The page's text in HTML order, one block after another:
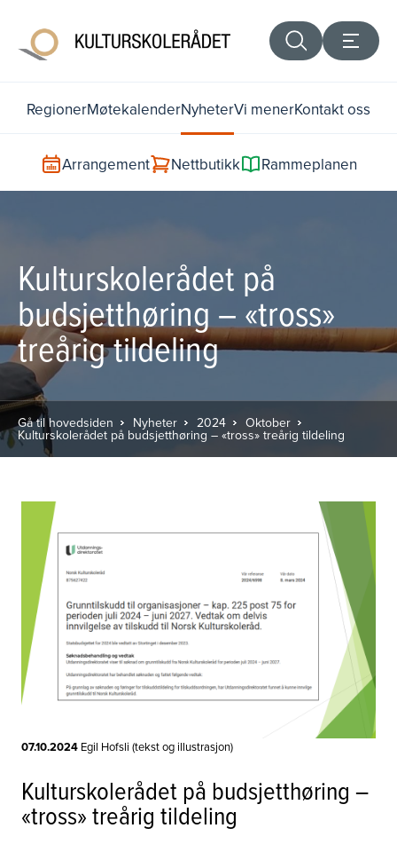
RegionerMøtekalenderNyheterVi menerKontakt oss
Arrangement Nettbutikk Rammeplanen
Kulturskolerådet på
budsjetthøring – «tross»
treårig tildeling
Gå til hovedsiden Nyheter 2024 Oktober
Kulturskolerådet på budsjetthøring – «tross» treårig tildeling
07.10.2024 Egil Hofsli (tekst og illustrasjon)
Kulturskolerådet på budsjetthøring –
«tross» treårig tildeling